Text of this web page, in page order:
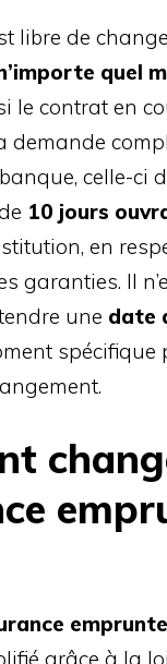
libre de
quel
le contrat en
demande
celle-ci
10 jours
en
garanties. Il
une date
spécifique